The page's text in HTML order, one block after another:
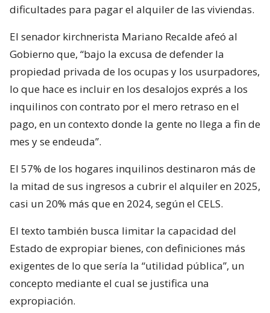
dificultades para pagar el alquiler de las viviendas.
El senador kirchnerista Mariano Recalde afeó al
Gobierno que, “bajo la excusa de defender la
propiedad privada de los ocupas y los usurpadores,
lo que hace es incluir en los desalojos exprés a los
inquilinos con contrato por el mero retraso en el
pago, en un contexto donde la gente no llega a fin de
mes y se endeuda”.
El 57% de los hogares inquilinos destinaron más de
la mitad de sus ingresos a cubrir el alquiler en 2025,
casi un 20% más que en 2024, según el CELS.
El texto también busca limitar la capacidad del
Estado de expropiar bienes, con definiciones más
exigentes de lo que sería la “utilidad pública”, un
concepto mediante el cual se justifica una
expropiación.